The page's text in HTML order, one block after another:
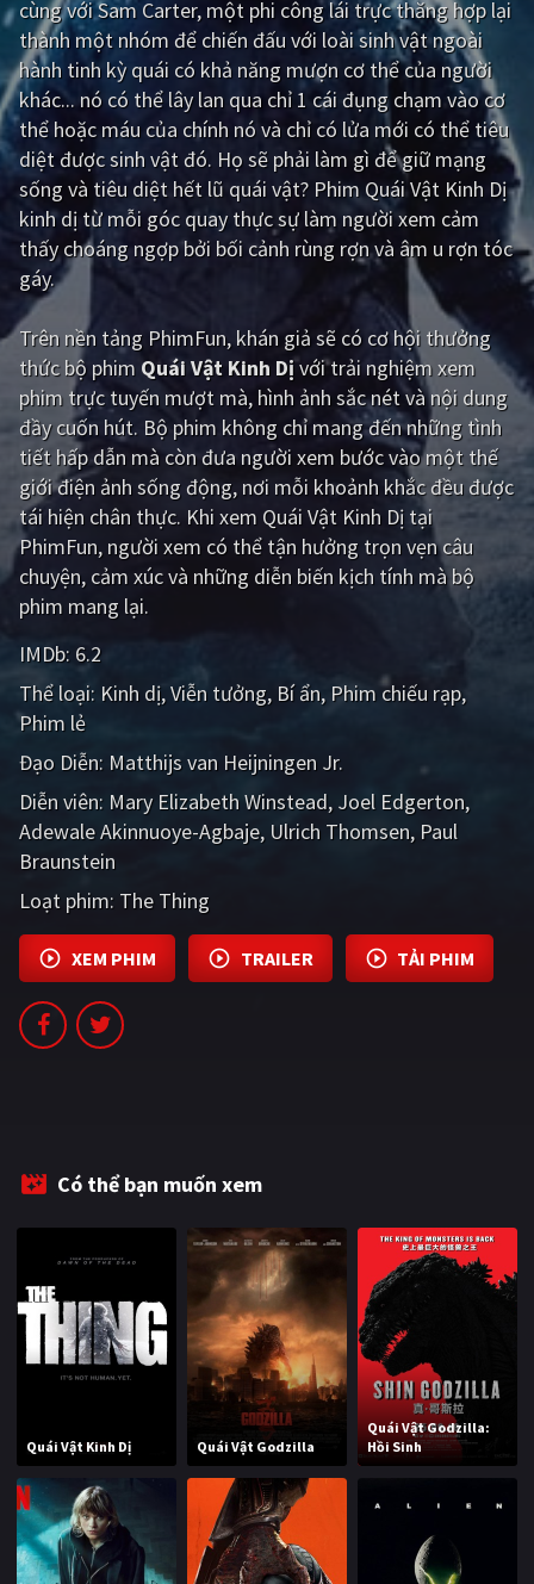
Giật gân Gia đình
Bí ẩn Lịch sử
Viễn Tây Tiểu sử
GameShow DramaTV
QUỐC GIA
Âu - Mỹ Trung Quốc - Hồng Kông
Hàn Quốc Nhật Bản
Ấn Độ Việt Nam
Tổng hợp
CẬP NHẬT
PHIM MỚI
PHIM BỘ
PHIM LẺ
PHIM CHIẾU RẠP
TUYỂN TẬP PHIM
BLOG
cùng với Sam Carter, một phi công lái trực thăng hợp lại
thành một nhóm để chiến đấu với loài sinh vật ngoài
hành tinh kỳ quái có khả năng mượn cơ thể của người
khác... nó có thể lây lan qua chỉ 1 cái đụng chạm vào cơ
thể hoặc máu của chính nó và chỉ có lửa mới có thể tiêu
diệt được sinh vật đó. Họ sẽ phải làm gì để giữ mạng
sống và tiêu diệt hết lũ quái vật? Phim Quái Vật Kinh Dị
kinh dị từ mỗi góc quay thực sự làm người xem cảm
thấy choáng ngợp bởi bối cảnh rùng rợn và âm u rợn tóc
gáy.
Trên nền tảng PhimFun, khán giả sẽ có cơ hội thưởng
thức bộ phim Quái Vật Kinh Dịvới trải nghiệm xem
phim trực tuyến mượt mà, hình ảnh sắc nét và nội dung
đầy cuốn hút. Bộ phim không chỉ mang đến những tình
tiết hấp dẫn mà còn đưa người xem bước vào một thế
giới điện ảnh sống động, nơi mỗi khoảnh khắc đều được
tái hiện chân thực. Khi xem Quái Vật Kinh Dị tại
PhimFun, người xem có thể tận hưởng trọn vẹn câu
chuyện, cảm xúc và những diễn biến kịch tính mà bộ
phim mang lại.
IMDb: 6.2
Thể loại: Kinh dị Viễn tưởng Bí ẩn Phim chiếu rạp
Phim lẻ
Đạo Diễn: Matthijs van Heijningen Jr.
Diễn viên: Mary Elizabeth Winstead Joel Edgerton
Adewale Akinnuoye-Agbaje Ulrich Thomsen Paul
Braunstein
Loạt phim: The Thing
XEM PHIM TRAILER TẢI PHIM
Có thể bạn muốn xem
Quái Vật Kinh Dị Quái Vật Godzilla
Quái Vật Godzilla:
Hồi Sinh